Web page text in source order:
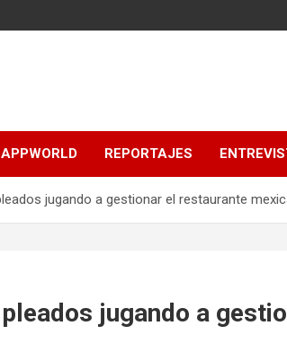
APPWORLD REPORTAJES
jugando a gestionar el restaurante
jugando a